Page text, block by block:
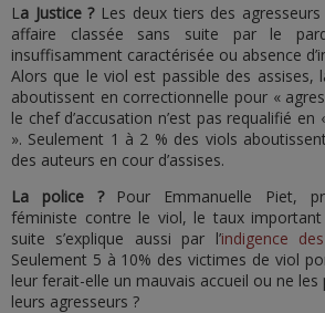
L a Justice ?Les deux tiers des
affaire classée sans suite par le
insuffisamment caractérisée ou absence
Alors que le viol est passible des assises,
aboutissent en correctionnelle pour «
le chef d’accusation n’est pas requalifié
». Seulement 1 à 2 % des viols
des auteurs en cour d’assises.
La police ?Pour Emmanuelle Piet,
féministe contre le viol, le taux important
suite s’explique aussi par l’indigence
Seulement 5 à 10% des victimes de viol
leur ferait-elle un mauvais accueil ou ne
leurs agresseurs ?